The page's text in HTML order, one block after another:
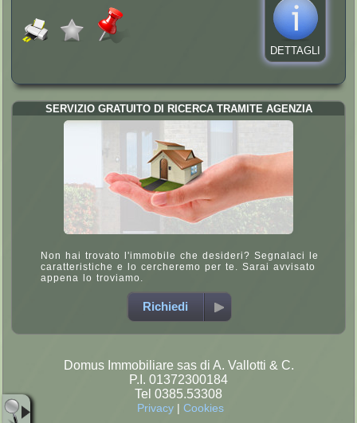
DETTAGLI
SERVIZIO GRATUITO DI RICERCA TRAMITE AGENZIA
Non hai trovato l'immobile che desideri? Segnalaci le
caratteristiche e lo cercheremo per te. Sarai avvisato
appena lo troviamo.
Richiedi
Domus Immobiliare sas di A. Vallotti & C.
P.I. 01372300184
Tel 0385.53308
Privacy| Cookies